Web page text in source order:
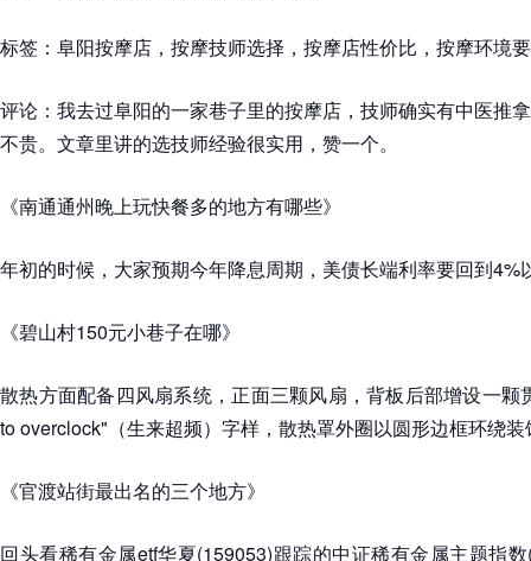
标签：阜阳按摩店，按摩技师选择，按摩店性价比，按摩环境
评论：我去过阜阳的一家巷子里的按摩店，技师确实有中医推
不贵。文章里讲的选技师经验很实用，赞一个。
《南通通州晚上玩快餐多的地方有哪些》
年初的时候，大家预期今年降息周期，美债长端利率要回到4%
《碧山村150元小巷子在哪》
散热方面配备四风扇系统，正面三颗风扇，背板后部增设一颗
to overclock"（生来超频）字样，散热罩外圈以圆形边框环绕装
《官渡站街最出名的三个地方》
回头看稀有金属etf华夏(159053)跟踪的中证稀有金属主题指